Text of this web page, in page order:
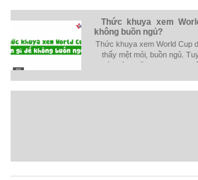
Thức khuya xem
không buồn ngủ?
Thức khuya xem World Cup
thấy mệt mỏi, buồn ngủ.